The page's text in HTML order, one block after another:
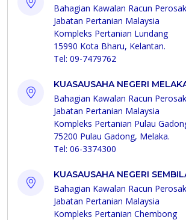
Bahagian Kawalan Racun
Jabatan Pertanian Malaysia
Kompleks Pertanian Lundang
15990 Kota Bharu, Kelantan.
Tel: 09-7479762
KUASAUSAHA NEGERI
Bahagian Kawalan Racun
Jabatan Pertanian Malaysia
Kompleks Pertanian Pulau
75200 Pulau Gadong, Melaka.
Tel: 06-3374300
KUASAUSAHA NEGERI
Bahagian Kawalan Racun
Jabatan Pertanian Malaysia
Kompleks Pertanian Chembong